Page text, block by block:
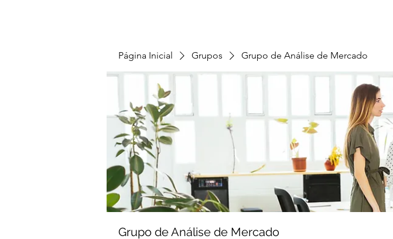
Página Inicial Grupos Grupo de Análise de Mercado
Grupo de Análise de Mercado